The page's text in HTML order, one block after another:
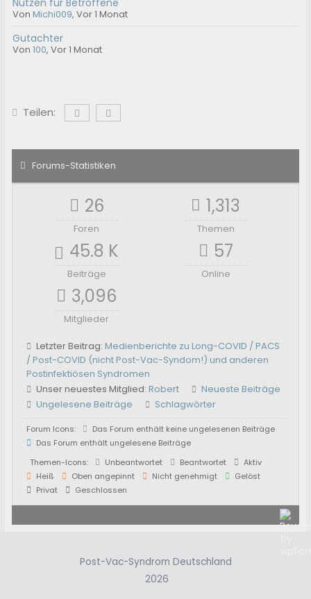
VonMichi009,Vor 1 Monat
Gutachter
Von100,Vor 1 Monat
Teilen:
Forums-Statistiken
26
Foren
1,313
Themen
45.8 K
Beiträge
57
Online
3,096
Mitglieder
Letzter Beitrag: Medienberichte zu Long-COVID / PACS
/ Post-COVID (nicht Post-Vac-Syndom!) und anderen
Postinfektiösen Syndromen
Unser neuestes Mitglied: Robert
Neueste Beiträge
Ungelesene Beiträge
Schlagwörter
Forum Icons:
Das Forum enthält keine ungelesenen Beiträge
Das Forum enthält ungelesene Beiträge
Themen-Icons:
Unbeantwortet Beantwortet
Aktiv
Heiß
Oben angepinnt Nicht genehmigt
Gelöst
Privat
Geschlossen
Post-Vac-Syndrom Deutschland
2026